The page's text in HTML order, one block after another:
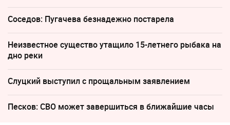
Соседов: Пугачева безнадежно постарела
Неизвестное существо утащило 15-летнего рыбака на
дно реки
Слуцкий выступил с прощальным заявлением
Песков: СВО может завершиться в ближайшие часы